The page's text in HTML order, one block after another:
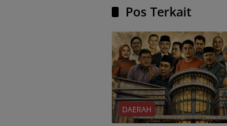
Pos Terkait
DAERAH